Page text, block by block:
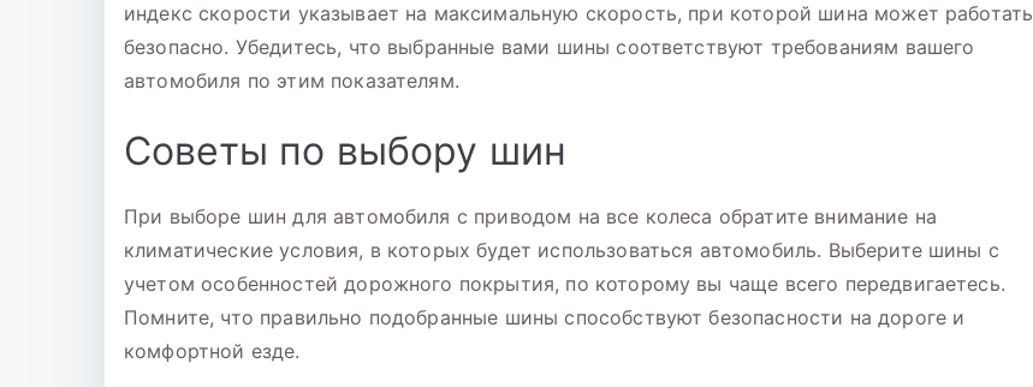
индекс скорости указывает на максимальную скорость, при которой шина может работать
безопасно. Убедитесь, что выбранные вами шины соответствуют требованиям вашего
автомобиля по этим показателям.
Советы по выбору шин
При выборе шин для автомобиля с приводом на все колеса обратите внимание на
климатические условия, в которых будет использоваться автомобиль. Выберите шины с
учетом особенностей дорожного покрытия, по которому вы чаще всего передвигаетесь.
Помните, что правильно подобранные шины способствуют безопасности на дороге и
комфортной езде.